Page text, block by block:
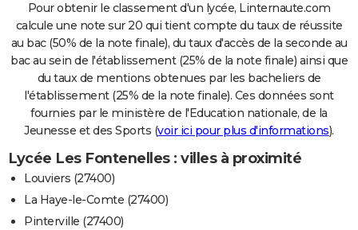
Pour obtenir le classement d'un lycée, Linternaute.com
calcule une note sur 20 qui tient compte du taux de réussite
au bac (50% de la note finale), du taux d'accès de la seconde au
bac au sein de l'établissement (25% de la note finale) ainsi que
du taux de mentions obtenues par les bacheliers de
l'établissement (25% de la note finale). Ces données sont
fournies par le ministère de l'Education nationale, de la
Jeunesse et des Sports (voir ici pour plus d'informations).
Lycée Les Fontenelles : villes à proximité
Louviers (27400)
La Haye-le-Comte (27400)
Pinterville (27400)